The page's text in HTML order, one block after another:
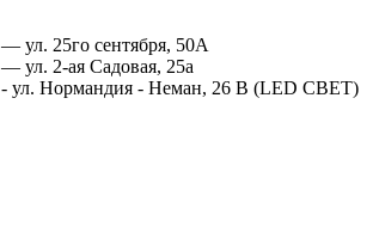
— ул. 25го сентября, 50А
— ул. 2-ая Садовая, 25а
- ул. Нормандия - Неман, 26 В (LED СВЕТ)